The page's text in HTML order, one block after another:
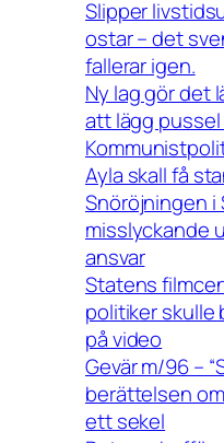
Slipper
ostar – det
fallerar igen.
Ny lag gör det
att lägg
Ayla skall få
Snöröjningen
misslyckande
ansvar
Statens
politiker skulle
på video
Gevär m/96 –
berättelsen
ett sekel